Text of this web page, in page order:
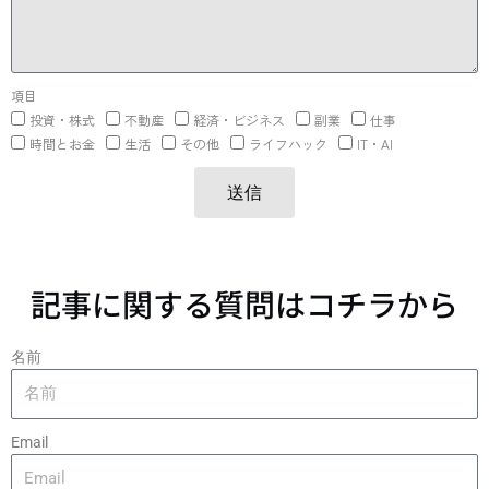
項目
投資・株式
不動産 経済・ビジネス 副業
仕事
時間とお金
生活 その他 ライフハック IT・AI
送信
記事に関する質問はコチラから
名前
Email